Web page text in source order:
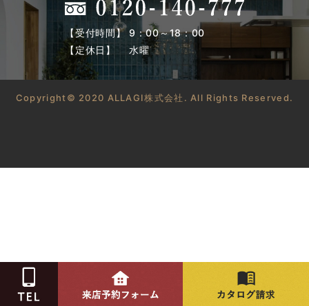
【受付時間】 9：00～18：00
【定休日】 水曜
Copyright© 2020 ALLAGI株式会社. All Rights Reserved.